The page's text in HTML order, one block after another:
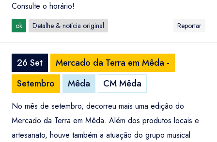
Consulte o horário!
ok Detalhe & notícia original Reportar
26 Set
Mercado da Terra em Mêda -
Setembro
Mêda CM Mêda
No mês de setembro, decorreu mais uma edição do
Mercado da Terra em Mêda. Além dos produtos locais e
artesanato, houve também a atuação do grupo musical